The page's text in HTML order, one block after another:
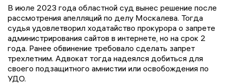
В июле 2023 года областной суд вынес решение после
рассмотрения апелляций по делу Москалева. Тогда
судья удовлетворил ходатайство прокурора о запрете
администрирования сайтов в интернете, но на срок 2
года. Ранее обвинение требовало сделать запрет
трехлетним. Адвокат тогда надеялся добиться для
своего подзащитного амнистии или освобождения по
УДО.